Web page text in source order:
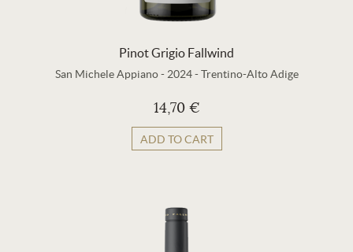
Pinot Grigio Fallwind
San Michele Appiano - 2024-Trentino-Alto Adige
14,70 €
ADD TO CART